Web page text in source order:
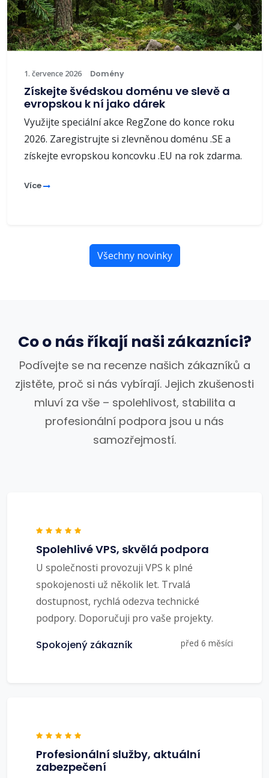
1. července 2026 Domény
Získejte švédskou doménu ve slevě a
evropskou k ní jako dárek
Využijte speciální akce RegZone do konce roku
2026. Zaregistrujte si zlevněnou doménu .SE a
získejte evropskou koncovku .EU na rok zdarma.
Více
Všechny novinky
Co o nás říkají naši zákazníci?
Podívejte se na recenze našich zákazníků a
zjistěte, proč si nás vybírají. Jejich zkušenosti
mluví za vše – spolehlivost, stabilita a
profesionální podpora jsou u nás
samozřejmostí.
Spolehlivé VPS, skvělá podpora
U společnosti provozuji VPS k plné
spokojenosti už několik let. Trvalá
dostupnost, rychlá odezva technické
podpory. Doporučuji pro vaše projekty.
Spokojený zákazník před 6 měsíci
Profesionální služby, aktuální
zabezpečení